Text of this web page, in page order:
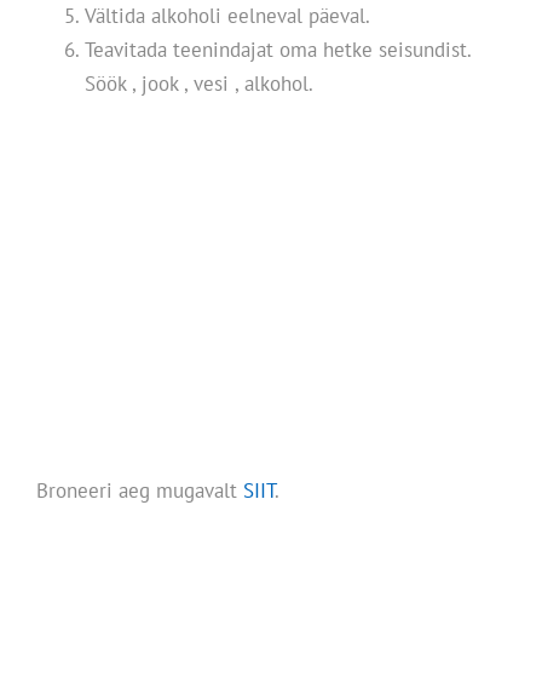
Vältida alkoholi eelneval päeval.
Teavitada teenindajat oma hetke seisundist.
Söök , jook , vesi , alkohol.
Broneeri aeg mugavalt SIIT.